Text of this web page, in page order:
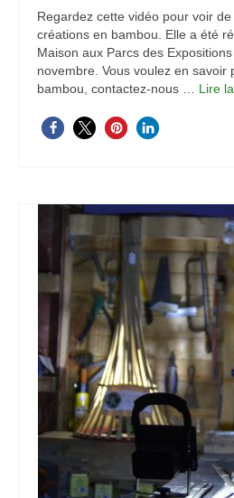
Regardez cette vidéo pour voir
créations en bambou. Elle a été
Maison aux Parcs des
novembre. Vous voulez en savoir
bambou, contactez-nous … Lire